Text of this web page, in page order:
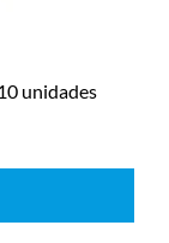
unidades